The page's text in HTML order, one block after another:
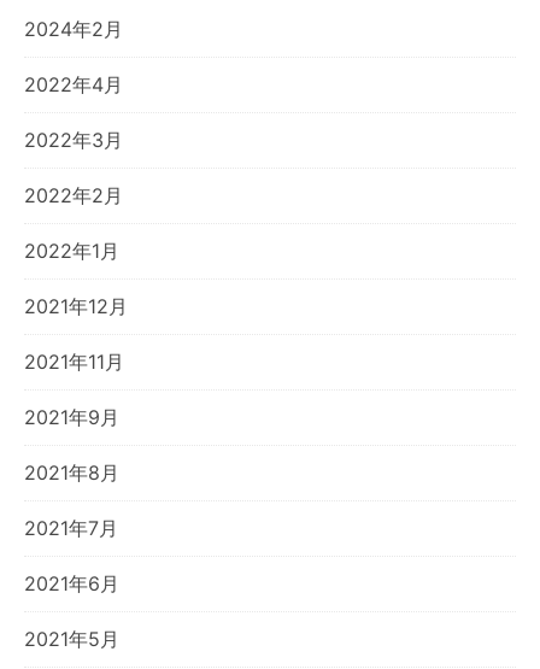
2024年2月
2022年4月
2022年3月
2022年2月
2022年1月
2021年12月
2021年11月
2021年9月
2021年8月
2021年7月
2021年6月
2021年5月